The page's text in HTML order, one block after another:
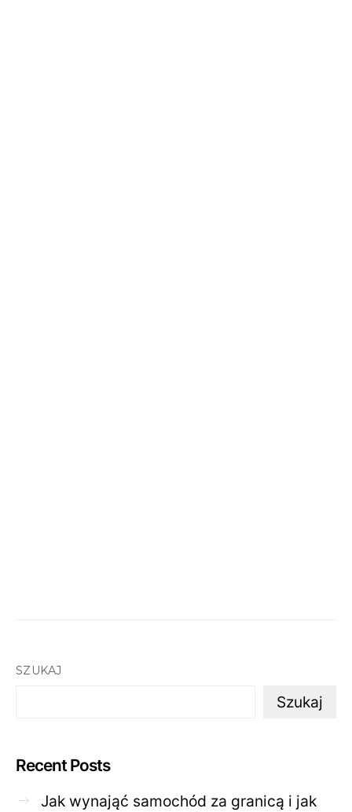
SZUKAJ
Szukaj
Recent Posts
Jak wynająć samochód za granicą i jak